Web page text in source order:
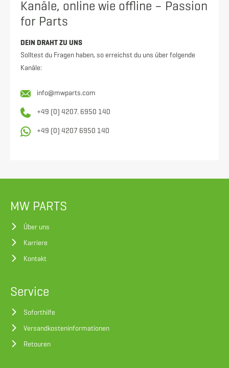
Kanäle, online wie offline – Passion
for Parts
DEIN DRAHT ZU UNS
Solltest du Fragen haben, so erreichst du uns über folgende
Kanäle:
info@mwparts.com
+49 (0) 4207. 6950 140
+49 (0) 4207 6950 140
MW PARTS
Über uns
Karriere
Kontakt
Service
Soforthilfe
Versandkosteninformationen
Retouren